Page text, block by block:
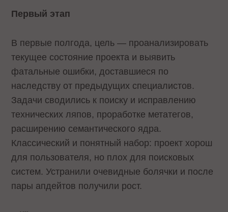
Первый этап
В первые полгода, цель — проанализировать
текущее состояние проекта и выявить
фатальные ошибки, доставшиеся по
наследству от предыдущих специалистов.
Задачи сводились к поиску и исправлению
технических ляпов, проработке метатегов,
расширению семантического ядра.
Классический и понятный набор: проект хорош
для пользователя, но плох для поисковых
систем. Устранили очевидные болячки и после
пары апдейтов получили рост.